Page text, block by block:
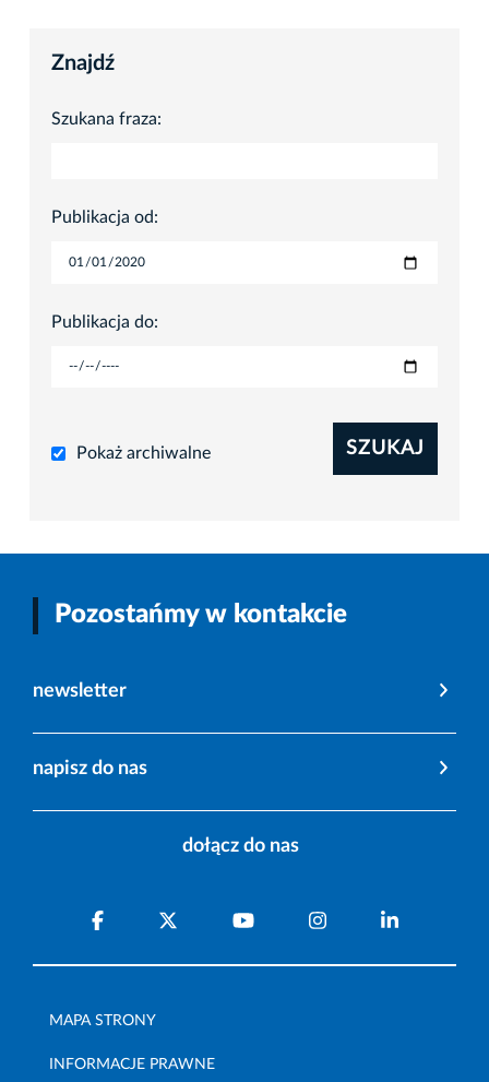
Znajdź
Szukana fraza:
Publikacja od:
Publikacja do:
Pokaż archiwalne SZUKAJ
Pozostańmy w kontakcie
newsletter
napisz do nas
dołącz do nas
MAPA STRONY
INFORMACJE PRAWNE